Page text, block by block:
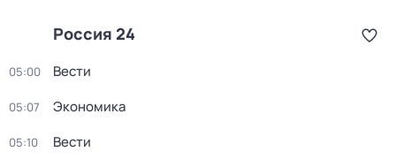
Россия 24
05:00 Вести
05:07 Экономика
05:10 Вести